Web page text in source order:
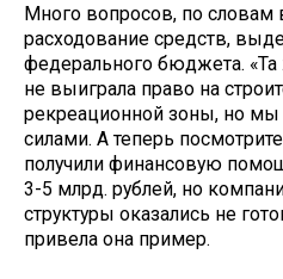
Много вопросов, по
расходование средств,
федерального бюджета.
не выиграла право на
рекреационной зоны, но мы
силами. А теперь
получили финансовую
3-5 млрд. рублей, но
структуры оказались не
привела она пример.